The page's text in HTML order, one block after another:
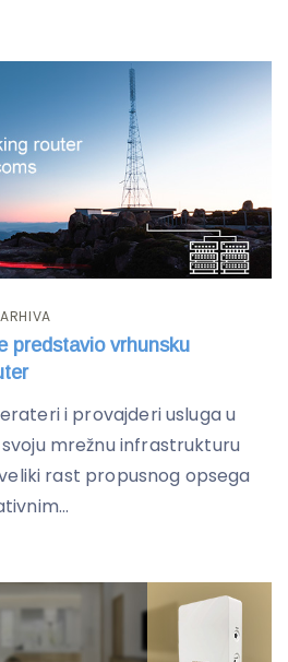
predstavio vrhunsku
i provajderi usluga u
mrežnu infrastrukturu
rast propusnog opsega